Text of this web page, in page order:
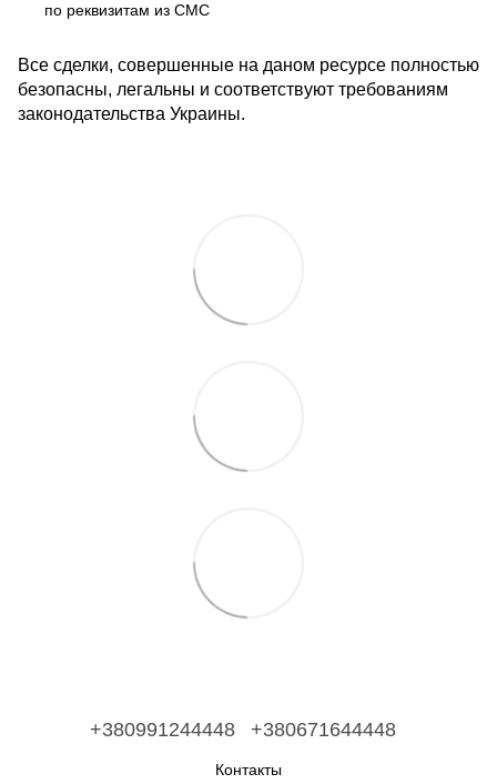
по реквизитам из СМС
Все сделки, совершенные на даном ресурсе полностью
безопасны, легальны и соответствуют требованиям
законодательства Украины.
+380991244448 +380671644448
Контакты